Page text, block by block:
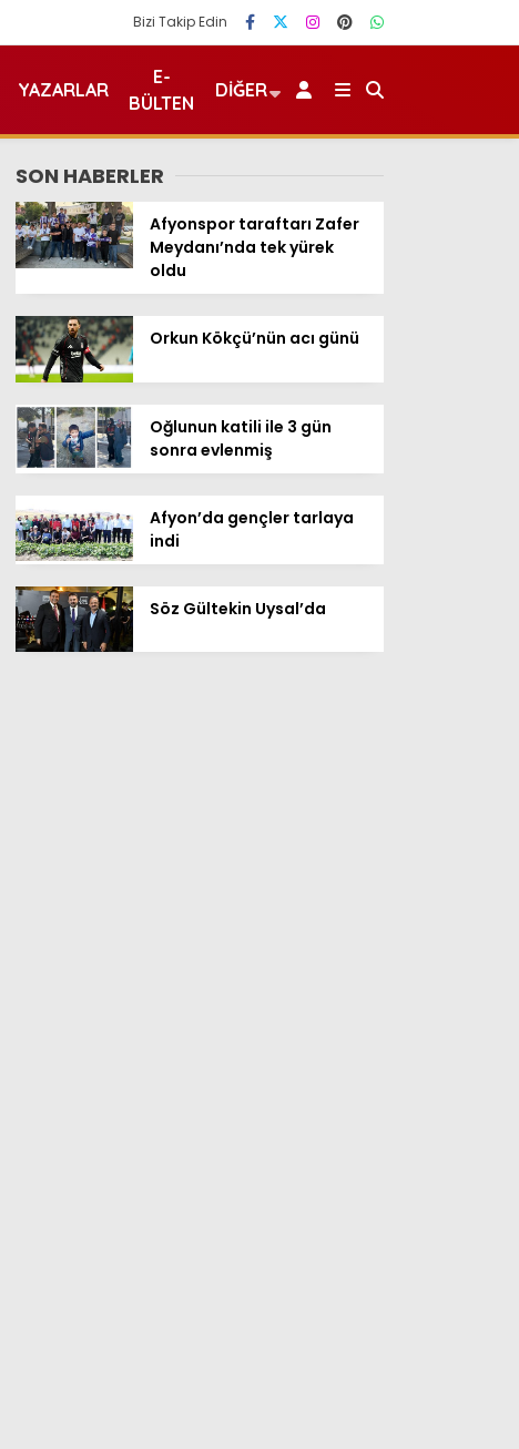
Bizi Takip Edin
YAZARLAR
E-
BÜLTEN
DIĞER
SON HABERLER
Afyonspor taraftarı Zafer
Meydanı’nda tek yürek
oldu
Orkun Kökçü’nün acı günü
Oğlunun katili ile 3 gün
sonra evlenmiş
Afyon’da gençler tarlaya
indi
Söz Gültekin Uysal’da